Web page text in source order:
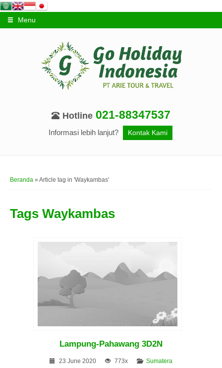
Menu
Hotline 021-88347537
Informasi lebih lanjut? Kontak Kami
Beranda » Article tag in 'Waykambas'
Tags Waykambas
Lampung-Pahawang 3D2N
23 June 2020 773x Sumatera